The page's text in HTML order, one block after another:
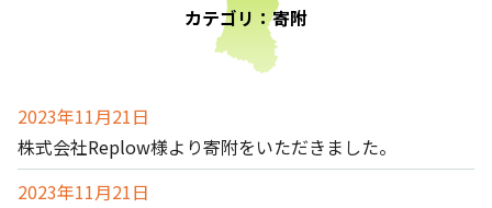
カテゴリ：寄附
2023年11月21日
株式会社Replow様より寄附をいただきました。
2023年11月21日